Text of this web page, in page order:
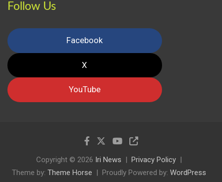
Follow Us
Facebook
X
YouTube
Copyright © 2026 Iri News
Privacy Policy
Theme by: Theme Horse Proudly Powered by: WordPress